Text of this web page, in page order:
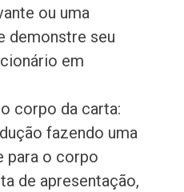
ou uma
demonstre seu
em
corpo da carta:
fazendo uma
para o corpo
de apresentação,